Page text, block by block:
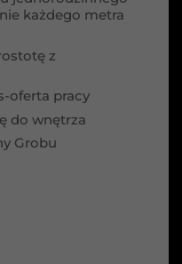
każdego metra
z
oferta pracy
do wnętrza
Grobu